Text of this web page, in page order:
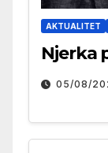
AKTUALITET
Njerka
05/08/